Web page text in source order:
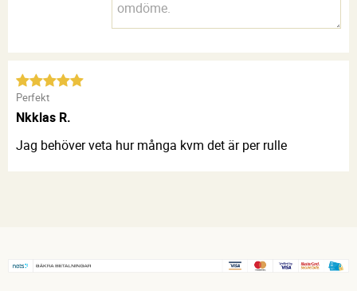
Perfekt
Nkklas R.
Jag behöver veta hur många kvm det är per rulle